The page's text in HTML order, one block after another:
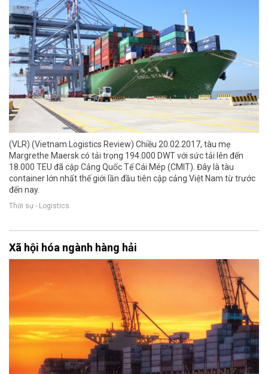
(VLR) (Vietnam Logistics Review) Chiều 20.02.2017, tàu mẹ
Margrethe Maersk có tải trọng 194.000 DWT với sức tải lên đến
18.000 TEU đã cập Cảng Quốc Tế Cái Mép (CMIT). Đây là tàu
container lớn nhất thế giới lần đầu tiên cập cảng Việt Nam từ trước
đến nay.
Thời sự - Logistics
Xã hội hóa ngành hàng hải